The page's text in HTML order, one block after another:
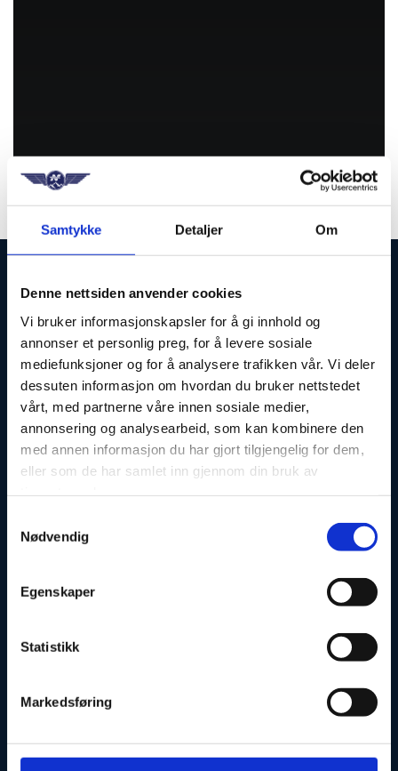
Samtykke Detaljer Om
Denne nettsiden anvender cookies
Vi bruker informasjonskapsler for å gi innhold og
annonser et personlig preg, for å levere sosiale
mediefunksjoner og for å analysere trafikken vår. Vi deler
dessuten informasjon om hvordan du bruker nettstedet
vårt, med partnerne våre innen sosiale medier,
annonsering og analysearbeid, som kan kombinere den
med annen informasjon du har gjort tilgjengelig for dem,
eller som de har samlet inn gjennom din bruk av
Nødvendig
Egenskaper
Statistikk
Markedsføring
KONTAKT
Telefon: 67 10 26 10
E-post:nf@flyger.no
Norsk Flygerforbund
Besøksadresse
0260 Oslo
Postadresse
0202 Oslo